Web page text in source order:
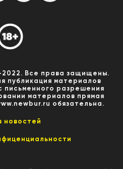
Все права защищены.
публикация материалов
письменного разрешения
материалов прямая
обязательна.
новостей